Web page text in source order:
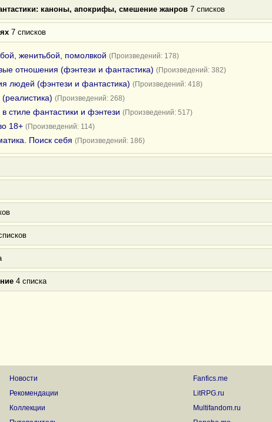
каноны, апокрифы, смешение жанров 7 списков
7 списков
женитьбой, помолвкой (Произведений: 178)
отношения (фэнтези и фантастика) (Произведений: 382)
людей (фэнтези и фантастика) (Произведений: 418)
(Произведений: 268)
стиле фантастики и фэнтези (Произведений: 517)
18+ (Произведений: 114)
Поиск себя (Произведений: 186)
4 списка
Новости
Рекомендации
Коллекции
Fanfics.me
LitRPG.ru
Multifandom.ru